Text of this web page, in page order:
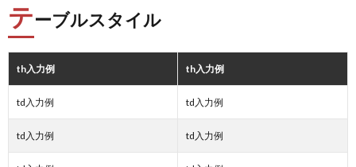
テーブルスタイル
th入力例 th入力例
td入力例 td入力例
td入力例 td入力例